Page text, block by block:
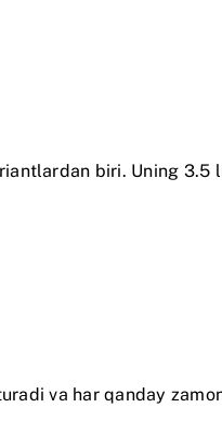
biri. Uning
va har qanday